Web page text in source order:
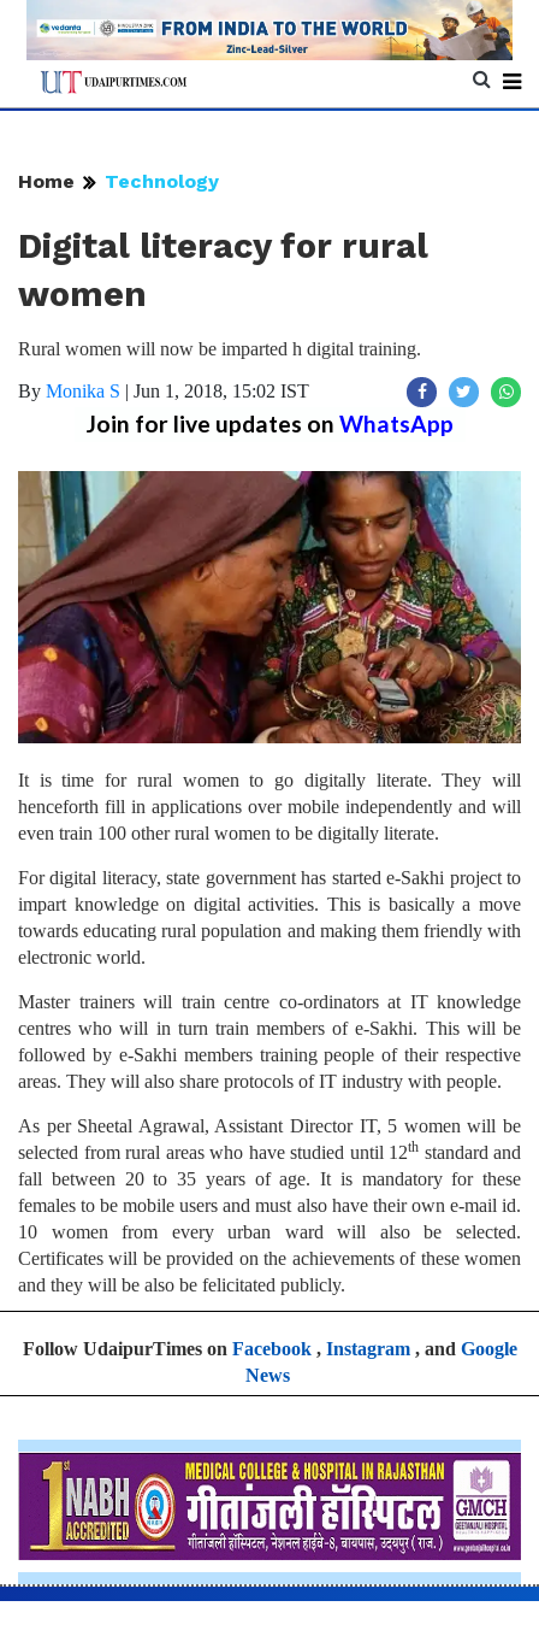
Home Technology
Digital literacy for rural
women
Rural women will now be imparted h digital training.
By Monika S | Jun 1, 2018, 15:02 IST
Join for live updates on WhatsApp
It is time for rural women to go digitally literate. They will
henceforth fill in applications over mobile independently and will
even train 100 other rural women to be digitally literate.
For digital literacy, state government has started e-Sakhi project to
impart knowledge on digital activities. This is basically a move
towards educating rural population and making them friendly with
electronic world.
Master trainers will train centre co-ordinators at IT knowledge
centres who will in turn train members of e-Sakhi. This will be
followed by e-Sakhi members training people of their respective
areas. They will also share protocols of IT industry with people.
As per Sheetal Agrawal, Assistant Director IT, 5 women will be
selected from rural areas who have studied until 12th standard and
fall between 20 to 35 years of age. It is mandatory for these
females to be mobile users and must also have their own e-mail id.
10 women from every urban ward will also be selected.
Certificates will be provided on the achievements of these women
and they will be also be felicitated publicly.
Follow UdaipurTimes on Facebook, Instagram, and Google
News